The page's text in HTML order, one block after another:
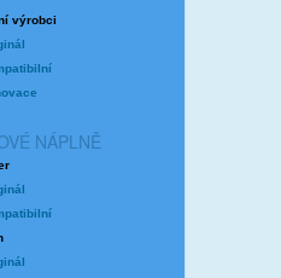
výrobci
NÁPLNĚ